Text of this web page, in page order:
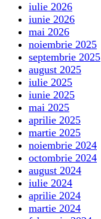
iulie 2026
iunie 2026
mai 2026
noiembrie 2025
septembrie 2025
august 2025
iulie 2025
iunie 2025
mai 2025
aprilie 2025
martie 2025
noiembrie 2024
octombrie 2024
august 2024
iulie 2024
aprilie 2024
martie 2024